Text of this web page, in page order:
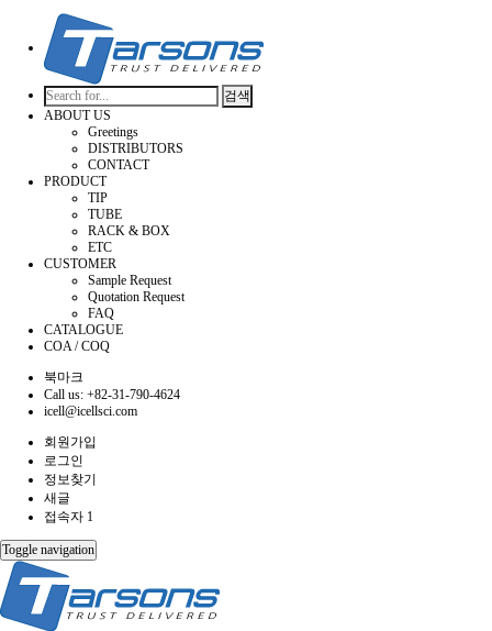
검색
ABOUT US
Greetings
DISTRIBUTORS
CONTACT
PRODUCT
TIP
TUBE
RACK & BOX
ETC
CUSTOMER
Sample Request
Quotation Request
FAQ
CATALOGUE
COA / COQ
북마크
Call us: +82-31-790-4624
icell@icellsci.com
회원가입
로그인
정보찾기
새글
접속자 1
Toggle navigation